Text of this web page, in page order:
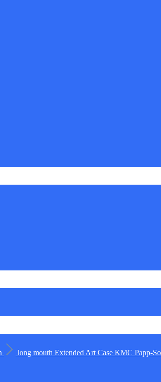
long mouth Extended Art Case KMC Papp-